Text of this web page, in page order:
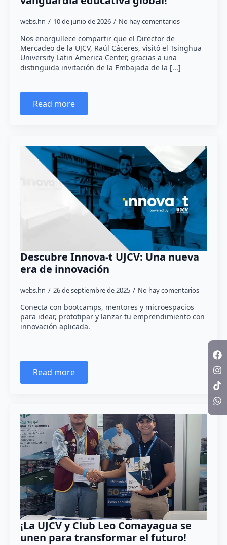
webs.hn 10 de junio de 2026 No hay comentarios
Nos enorgullece compartir que el Director de
Mercadeo de la UJCV, Raúl Cáceres, visitó el Tsinghua
University Latin America Center, gracias a una
distinguida invitación de la Embajada de la [...]
Read more
Descubre Innova-t UJCV: Una nueva
era de innovación
webs.hn 26 de septiembre de 2025 No hay comentarios
Conecta con bootcamps, mentores y microespacios
para idear, prototipar y lanzar tu emprendimiento con
innovación aplicada.
Read more
¡La UJCV y Club Leo Comayagua se
unen para transformar el futuro!